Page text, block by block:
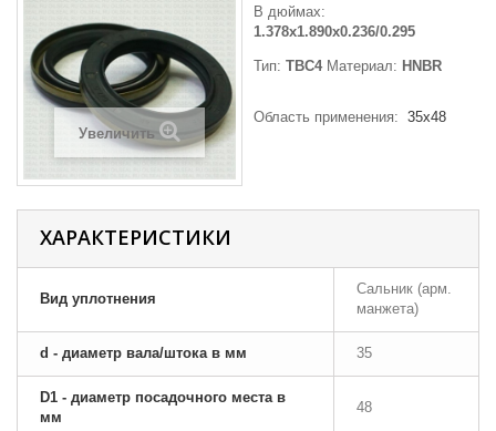
Увеличить
В дюймах:
1.378x1.890x0.236/0.295
Тип: TBC4Материал: HNBR
Область применения: 35x48
ХАРАКТЕРИСТИКИ
Вид уплотнения
Сальник (арм.
манжета)
d - диаметр вала/штока в мм 35
D1 - диаметр посадочного места в
мм
48